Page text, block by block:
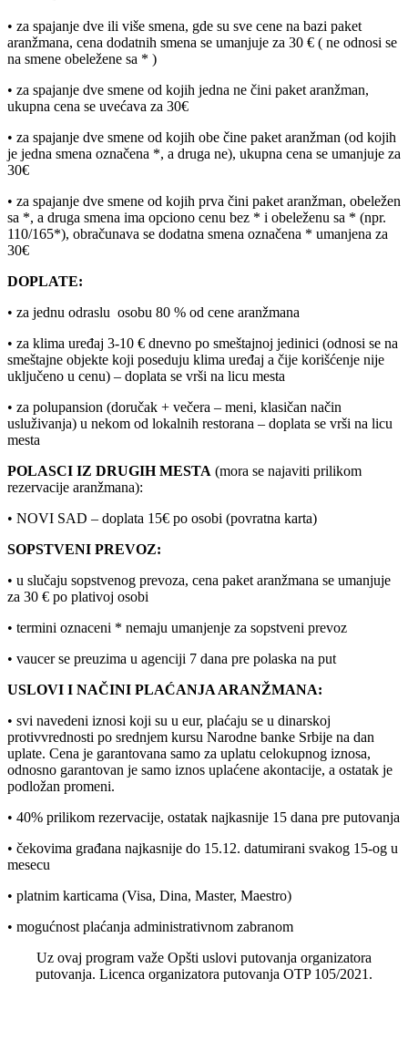
• za spajanje dve ili više smena, gde su sve cene na bazi paket
aranžmana, cena dodatnih smena se umanjuje za 30 € ( ne odnosi se
na smene obeležene sa * )
• za spajanje dve smene od kojih jedna ne čini paket aranžman,
ukupna cena se uvećava za 30€
• za spajanje dve smene od kojih obe čine paket aranžman (od kojih
je jedna smena označena *, a druga ne), ukupna cena se umanjuje za
30€
• za spajanje dve smene od kojih prva čini paket aranžman, obeležen
sa *, a druga smena ima opciono cenu bez * i obeleženu sa * (npr.
110/165*), obračunava se dodatna smena označena * umanjena za
30€
DOPLATE:
• za jednu odraslu osobu 80 % od cene aranžmana
• za klima uređaj 3-10 € dnevno po smeštajnoj jedinici (odnosi se na
smeštajne objekte koji poseduju klima uređaj a čije korišćenje nije
uključeno u cenu) – doplata se vrši na licu mesta
• za polupansion (doručak + večera – meni, klasičan način
usluživanja) u nekom od lokalnih restorana – doplata se vrši na licu
mesta
POLASCI IZ DRUGIH MESTA (mora se najaviti prilikom
rezervacije aranžmana):
• NOVI SAD – doplata 15€ po osobi (povratna karta)
SOPSTVENI PREVOZ:
• u slučaju sopstvenog prevoza, cena paket aranžmana se umanjuje
za 30 € po plativoj osobi
• termini oznaceni * nemaju umanjenje za sopstveni prevoz
• vaucer se preuzima u agenciji 7 dana pre polaska na put
USLOVI I NAČINI PLAĆANJA ARANŽMANA:
• svi navedeni iznosi koji su u eur, plaćaju se u dinarskoj
protivvrednosti po srednjem kursu Narodne banke Srbije na dan
uplate. Cena je garantovana samo za uplatu celokupnog iznosa,
odnosno garantovan je samo iznos uplaćene akontacije, a ostatak je
podložan promeni.
• 40% prilikom rezervacije, ostatak najkasnije 15 dana pre putovanja
• čekovima građana najkasnije do 15.12. datumirani svakog 15-og u
mesecu
• platnim karticama (Visa, Dina, Master, Maestro)
• mogućnost plaćanja administrativnom zabranom
Uz ovaj program važe Opšti uslovi putovanja organizatora
putovanja. Licenca organizatora putovanja OTP 105/2021.